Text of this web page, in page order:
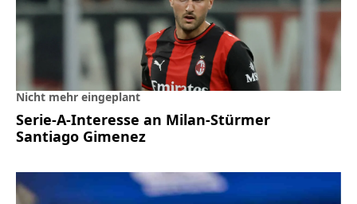
Nicht mehr eingeplant
Serie-A-Interesse an Milan-Stürmer
Santiago Gimenez